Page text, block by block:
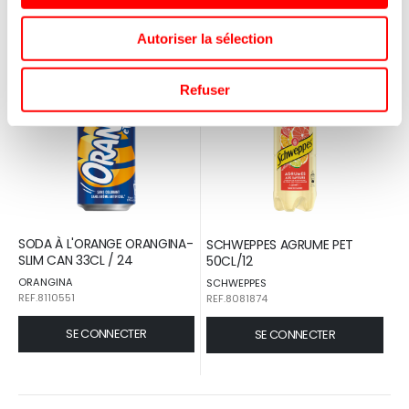
Autoriser la sélection
Refuser
SODA À L'ORANGE ORANGINA-
SLIM CAN 33CL / 24
ORANGINA
REF.8110551
SE CONNECTER
SCHWEPPES AGRUME PET
50CL/12
SCHWEPPES
REF.8081874
SE CONNECTER